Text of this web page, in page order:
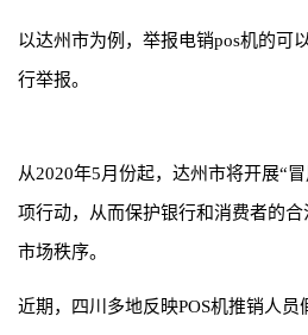
以达州市为例，举报电销pos机的可
行举报。
从2020年5月份起，达州市将开展“
项行动，从而保护银行和消费者的
市场秩序。
近期，四川多地反映POS机推销人